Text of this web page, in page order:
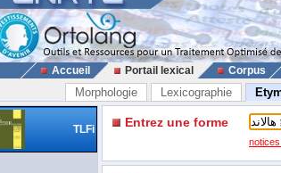
Accueil Portail lexical Corpus
Morphologie Lexicographie
TLFi Entrez une forme